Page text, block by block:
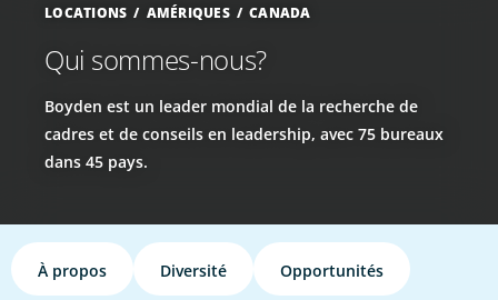
LOCATIONS AMÉRIQUES CANADA
Qui sommes-nous?
Boyden est un leader mondial de la recherche de
cadres et de conseils en leadership, avec 75 bureaux
dans 45 pays.
À propos Diversité Opportunités